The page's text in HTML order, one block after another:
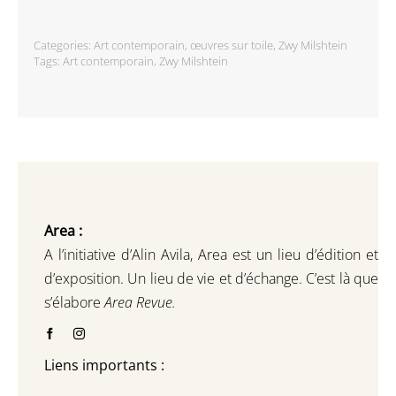
Categories: Art contemporain, œuvres sur toile, Zwy Milshtein
Tags: Art contemporain, Zwy Milshtein
Area :
A l’initiative d’Alin Avila, Area est un lieu d’édition et
d’exposition. Un lieu de vie et d’échange. C’est là que
s’élaboreArea Revue.
Liens importants :